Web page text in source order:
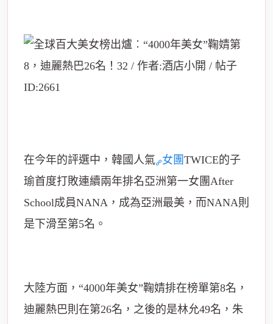
在今年的評選中，韓國人氣 女團TWICE的子
瑜首度打敗連續兩年排名亞洲第一女團After
School成員NANA，成為亞洲最美，而NANA則
是下滑至第5名。
大陸方面，“4000年美女”鞠婧排在榜單第8名，
迪麗熱巴則在第26名，之後的是林允49名，朱